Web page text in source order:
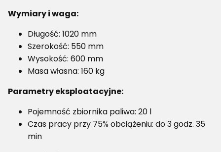
Wymiary i waga:
Długość: 1020 mm
Szerokość: 550 mm
Wysokość: 600 mm
Masa własna: 160 kg
Parametry eksploatacyjne:
Pojemność zbiornika paliwa: 20 l
Czas pracy przy 75% obciążeniu: do 3 godz. 35
min